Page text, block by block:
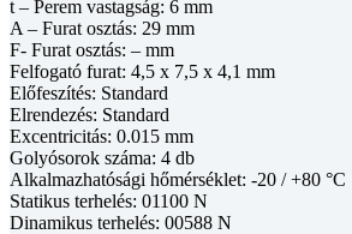
t – Perem vastagság: 6 mm
A – Furat osztás: 29 mm
F- Furat osztás: – mm
Felfogató furat: 4,5 x 7,5 x 4,1 mm
Előfeszítés: Standard
Elrendezés: Standard
Excentricitás: 0.015 mm
Golyósorok száma: 4 db
Alkalmazhatósági hőmérséklet: -20 / +80 °C
Statikus terhelés: 01100 N
Dinamikus terhelés: 00588 N